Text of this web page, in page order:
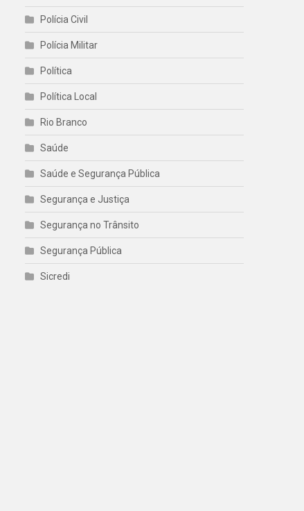
Polícia Civil
Polícia Militar
Política
Política Local
Rio Branco
Saúde
Saúde e Segurança Pública
Segurança e Justiça
Segurança no Trânsito
Segurança Pública
Sicredi